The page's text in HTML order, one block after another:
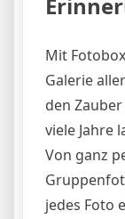
Mit
Galerie
den
viele Jahre
Von ganz
jedes Foto